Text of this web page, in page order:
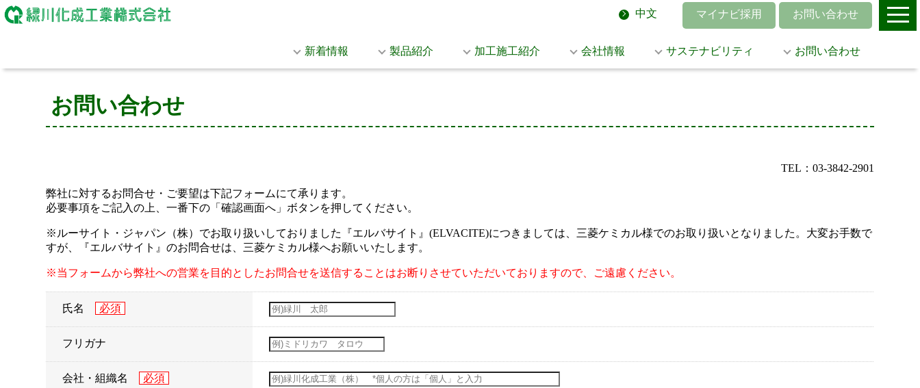
中文 マイナビ採用 お問い合わせ
新着情報 製品紹介 加工施工紹介 会社情報 サステナビリティ お問い合わせ
お問い合わせ
TEL：03-3842-2901
弊社に対するお問合せ・ご要望は下記フォームにて承ります。
必要事項をご記入の上、一番下の「確認画面へ」ボタンを押してください。
※ルーサイト・ジャパン（株）でお取り扱いしておりました『エルバサイト』(ELVACITE)につきましては、三菱ケミカル様でのお取り扱いとなりました。大変お手数で
すが、『エルバサイト』のお問合せは、三菱ケミカル様へお願いいたします。
※当フォームから弊社への営業を目的としたお問合せを送信することはお断りさせていただいておりますので、ご遠慮ください。
氏名
フリガナ
会社・組織名